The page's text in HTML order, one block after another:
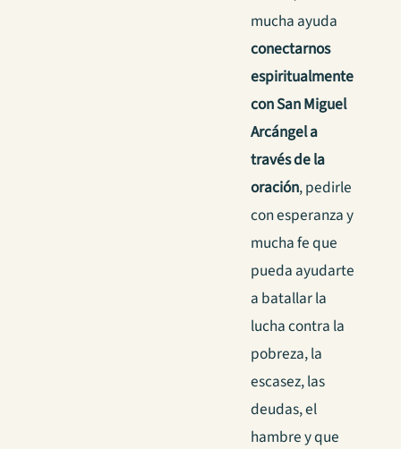
mucha ayuda
conectarnos
espiritualmente
con San Miguel
Arcángel a
través de la
oración, pedirle
con esperanza y
mucha fe que
pueda ayudarte
a batallar la
lucha contra la
pobreza, la
escasez, las
deudas, el
hambre y que